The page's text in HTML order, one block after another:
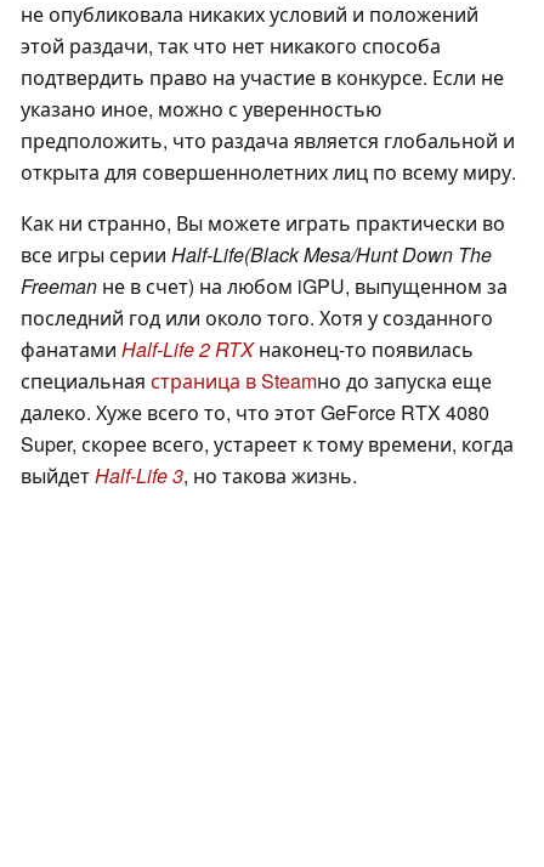
не опубликовала никаких условий и положений
этой раздачи, так что нет никакого способа
подтвердить право на участие в конкурсе. Если не
указано иное, можно с уверенностью
предположить, что раздача является глобальной и
открыта для совершеннолетних лиц по всему миру.
Как ни странно, Вы можете играть практически во
все игры серии Half-Life(Black Mesa/Hunt Down The
Freeman не в счет) на любом iGPU, выпущенном за
последний год или около того. Хотя у созданного
фанатами Half-Life 2 RTXнаконец-то появилась
специальная страница в Steamно до запуска еще
далеко. Хуже всего то, что этот GeForce RTX 4080
Super, скорее всего, устареет к тому времени, когда
выйдетHalf-Life 3, но такова жизнь.